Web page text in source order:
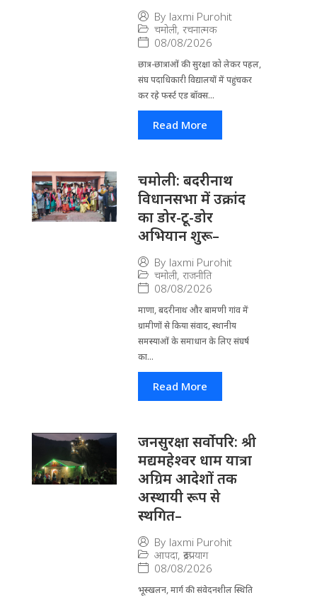
By laxmi Purohit
चमोली, रचनात्मक
08/08/2026
छात्र-छात्राओं की सुरक्षा को लेकर पहल,
संघ पदाधिकारी विद्यालयों में पहुंचकर
कर रहे फर्स्ट एड बॉक्स...
Read More
चमोली: बदरीनाथ
विधानसभा में उक्रांद
का डोर-टू-डोर
अभियान शुरू–
By laxmi Purohit
चमोली, राजनीति
08/08/2026
माणा, बदरीनाथ और बामणी गांव में
ग्रामीणों से किया संवाद, स्थानीय
समस्याओं के समाधान के लिए संघर्ष
का...
Read More
जनसुरक्षा सर्वोपरि: श्री
मद्यमहेश्वर धाम यात्रा
अग्रिम आदेशों तक
अस्थायी रूप से
स्थगित–
By laxmi Purohit
आपदा, रूद्रप्रयाग
08/08/2026
भूस्खलन, मार्ग की संवेदनशील स्थिति